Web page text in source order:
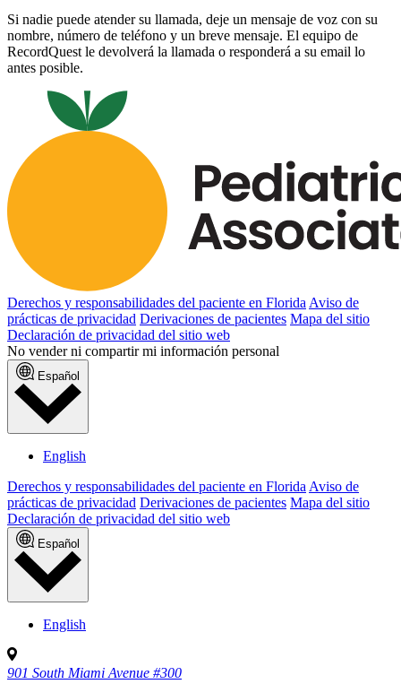
Si nadie puede atender su llamada, deje un mensaje de voz con su
nombre, número de teléfono y un breve mensaje. El equipo de
RecordQuest le devolverá la llamada o responderá a su email lo
antes posible.
Derechos y responsabilidades del paciente en Florida Aviso de
prácticas de privacidad Derivaciones de pacientes Mapa del sitio
Declaración de privacidad del sitio web
No vender ni compartir mi información personal
Español
English
Derechos y responsabilidades del paciente en FloridaAviso de
prácticas de privacidad Derivaciones de pacientes Mapa del sitio
Declaración de privacidad del sitio web
Español
English
901 South Miami Avenue #300